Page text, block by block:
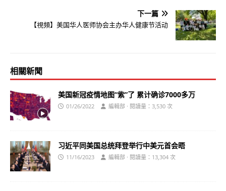
下一篇
【視頻】美国华人医师协会主办华人健康节活动
相關新聞
美国新冠疫情地图“紫”了 累计确诊7000多万
01/26/2022 編輯部 · 閱讀量：3,530 次
习近平同美国总统拜登举行中美元首会晤
11/16/2023 編輯部 · 閱讀量：13,304 次